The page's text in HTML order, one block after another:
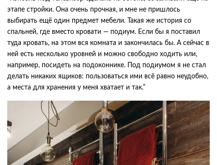
этапе стройки. Она очень прочная, и мне не пришлось
выбирать ещё один предмет мебели. Такая же история со
спальней, где вместо кровати — подиум. Если бы я поставил
туда кровать, на этом вся комната и закончилась бы. А сейчас в
ней есть несколько уровней и можно свободно ходить или,
например, посидеть на подоконнике. Под подиумом я не стал
делать никаких ящиков: пользоваться ими всё равно неудобно,
а места для хранения у меня хватает и так.”